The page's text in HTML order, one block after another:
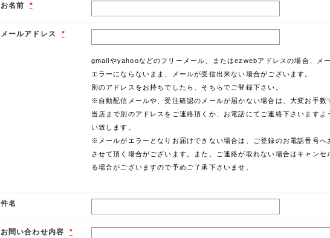
お名前 *
メールアドレス *
gmailやyahooなどのフリーメール、またはezwebアドレスの場合、メ
エラーにならないまま、メールが受信出来ない場合がございます。
別のアドレスをお持ちでしたら、そちらでご登録下さい。
※自動配信メールや、受注確認のメールが届かない場合は、大変お手数
当店まで別のアドレスをご連絡頂くか、お電話にてご連絡下さいますよ
い致します。
※メールがエラーとなりお届けできない場合は、ご登録のお電話番号へ
させて頂く場合がございます。また、ご連絡が取れない場合はキャンセ
る場合がございますので予めご了承下さいませ。
件名
お問い合わせ内容 *